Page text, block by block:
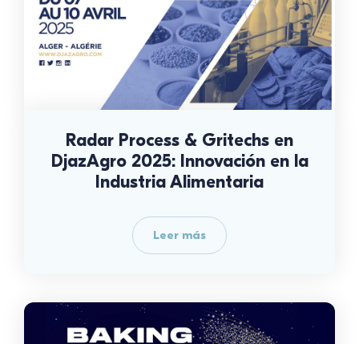
Radar Process & Gritechs en
DjazAgro 2025: Innovación en la
Industria Alimentaria
Leer más